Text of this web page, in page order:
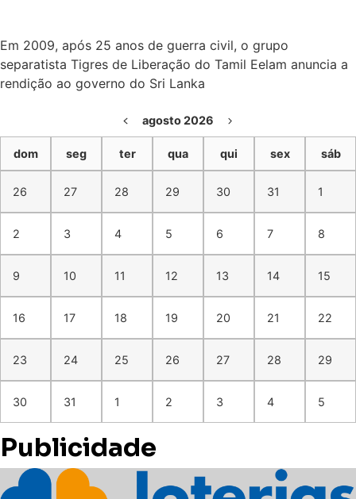
Em 2009, após 25 anos de guerra civil, o grupo
separatista Tigres de Liberação do Tamil Eelam anuncia a
rendição ao governo do Sri Lanka
agosto 2026
dom seg ter qua qui sex sáb
26 27 28 29 30 31 1
2 3 4 5 6 7 8
9 10 11 12 13 14 15
16 17 18 19 20 21 22
23 24 25 26 27 28 29
30 31 1 2 3 4 5
Publicidade